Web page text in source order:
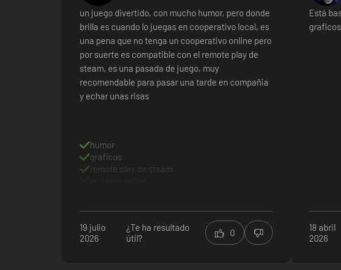
Vastos mundos creativos:explora niveles que ponen a prueba los límites de
intrincados diseños conforman el escenario de aventuras inolvidables.
Poderes heroicos únicos: cada héroe tiene sus propias habilidades
visualmente explosivos, cosa que añadirá una capa extra de emoción al juego.
Prepárate para:
un juego divertido, con mucho humor, pero donde
brilla es cuando lo juegas en cooperativo local, es
una pena que no tenga un cooperativo online pero
por suerte es compatible con el remote play de
steam, es una pasada de juego, muy
recomendable para pasar una tarde en compañia
y echar unas risas
humor
graficos
remote play de steam
19 julio
2026
¿Te ha resultado
útil?
0
Está
graficos
18 abril
2026